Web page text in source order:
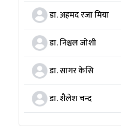
डा. अहमद रजा मिया
डा. निश्चल जोशी
डा. सागर केसि
डा. शैलेश चन्द